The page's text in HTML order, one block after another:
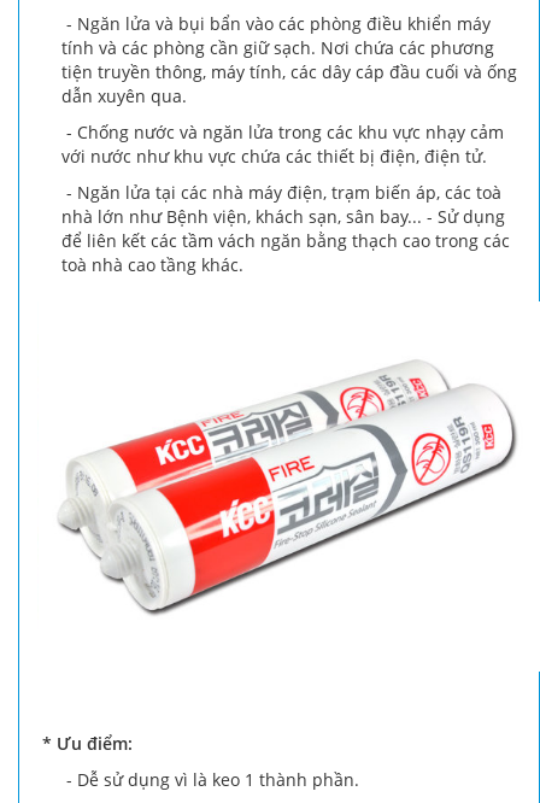
- Ngăn lửa và bụi bẩn vào các phòng điều khiển máy
tính và các phòng cần giữ sạch. Nơi chứa các phương
tiện truyền thông, máy tính, các dây cáp đầu cuối và ống
dẫn xuyên qua.
- Chống nước và ngăn lửa trong các khu vực nhạy cảm
với nước như khu vực chứa các thiết bị điện, điện tử.
- Ngăn lửa tại các nhà máy điện, trạm biến áp, các toà
nhà lớn như Bệnh viện, khách sạn, sân bay... - Sử dụng
để liên kết các tầm vách ngăn bằng thạch cao trong các
toà nhà cao tầng khác.
* Ưu điểm:
- Dễ sử dụng vì là keo 1 thành phần.